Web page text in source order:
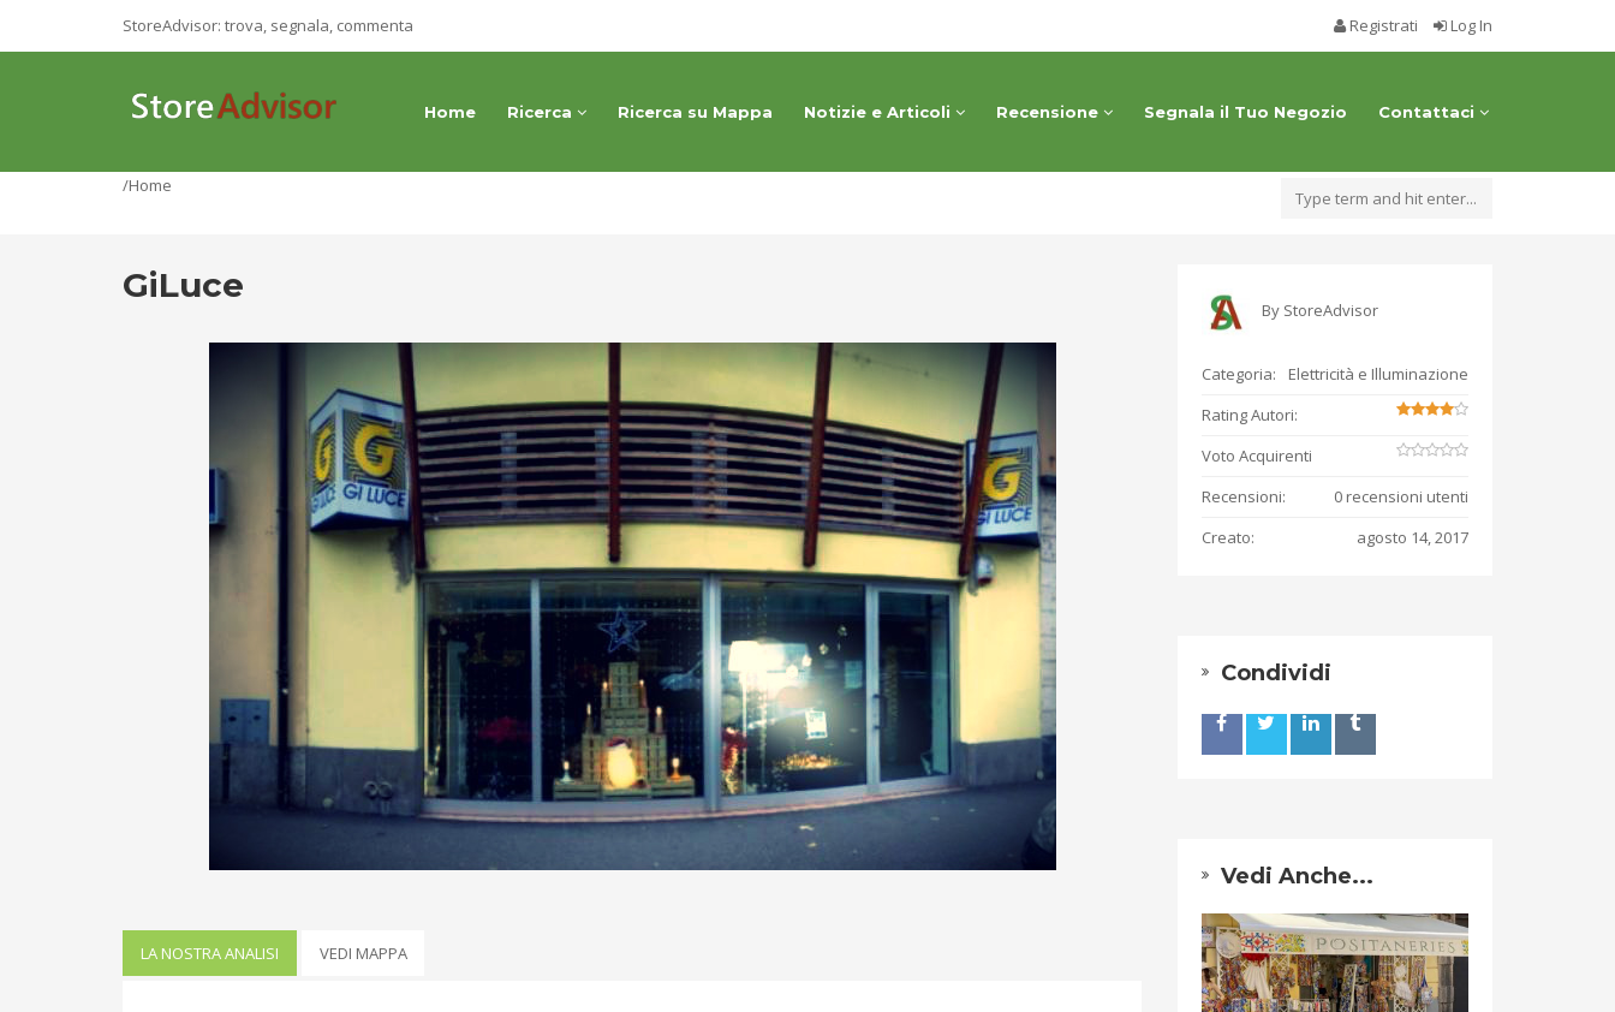
StoreAdvisor: trova, segnala, commenta Registrati Log In
Home Ricerca Ricerca su Mappa Notizie e Articoli Recensione Segnala il Tuo Negozio Contattaci
/Home
GiLuce
LA NOSTRA ANALISI VEDI MAPPA
By StoreAdvisor
Categoria:
Elettricità e Illuminazione
Rating Autori:
Voto Acquirenti
Recensioni:
0 recensioni utenti
Creato:
agosto 14, 2017
Condividi
Vedi Anche...